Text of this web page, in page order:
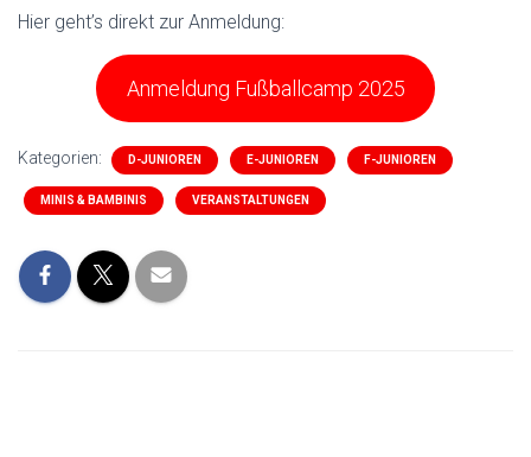
Hier geht’s direkt zur Anmeldung:
Anmeldung Fußballcamp 2025
Kategorien: D-JUNIOREN E-JUNIOREN F-JUNIOREN
MINIS & BAMBINIS VERANSTALTUNGEN